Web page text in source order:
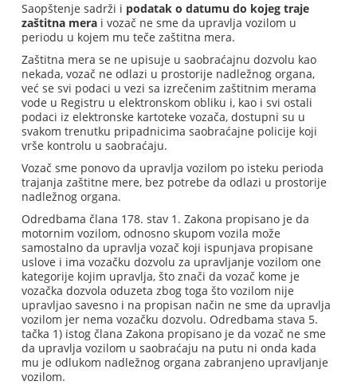
Saopštenje sadrži i podatak o datumu do kojeg traje
zaštitna mera i vozač ne sme da upravlja vozilom u
periodu u kojem mu teče zaštitna mera.
Zaštitna mera se ne upisuje u saobraćajnu dozvolu kao
nekada, vozač ne odlazi u prostorije nadležnog organa,
već se svi podaci u vezi sa izrečenim zaštitnim merama
vode u Registru u elektronskom obliku i, kao i svi ostali
podaci iz elektronske kartoteke vozača, dostupni su u
svakom trenutku pripadnicima saobraćajne policije koji
vrše kontrolu u saobraćaju.
Vozač sme ponovo da upravlja vozilom po isteku perioda
trajanja zaštitne mere, bez potrebe da odlazi u prostorije
nadležnog organa.
Odredbama člana 178. stav 1. Zakona propisano je da
motornim vozilom, odnosno skupom vozila može
samostalno da upravlja vozač koji ispunjava propisane
uslove i ima vozačku dozvolu za upravljanje vozilom one
kategorije kojim upravlja, što znači da vozač kome je
vozačka dozvola oduzeta zbog toga što vozilom nije
upravljao savesno i na propisan način ne sme da upravlja
vozilom jer nema vozačku dozvolu. Odredbama stava 5.
tačka 1) istog člana Zakona propisano je da vozač ne sme
da upravlja vozilom u saobraćaju na putu ni onda kada
mu je odlukom nadležnog organa zabranjeno upravljanje
vozilom.